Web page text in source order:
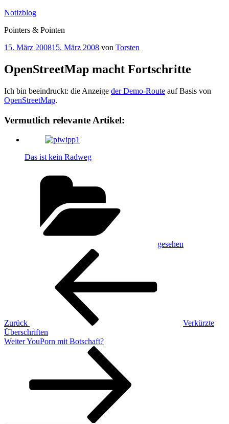
Zum
springen
Notizblog
Pointers & Pointen
Veröffentlicht
15. März 200815. März 2008 von Torsten
OpenStreetMap macht Fortschritte
Ich bin beeindruckt: die Anzeige der Demo-Route auf Basis von
OpenStreetMap.
Vermutlich relevante Artikel:
Das ist kein Radweg
gesehen
Beitragsnavigation
Zurück
Verkürzte
Überschriften
Nächster
WeiterYouPorn mit Botschaft?